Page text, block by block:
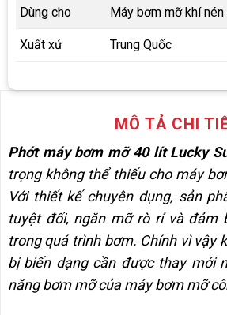
MÔ TẢ CHI
Phớt máy bơm mỡ 40 lít Lucky
trọng không thể thiếu cho máy
Với thiết kế chuyên dụng, sản
tuyệt đối, ngăn mỡ rò rỉ và đảm
trong quá trình bơm. Chính vì vậy
bị biến dạng cần được thay mới
năng bơm mỡ của máy bơm mỡ
Dùng cho Máy bơm mỡ khí
Xuất xứ Trung Quốc